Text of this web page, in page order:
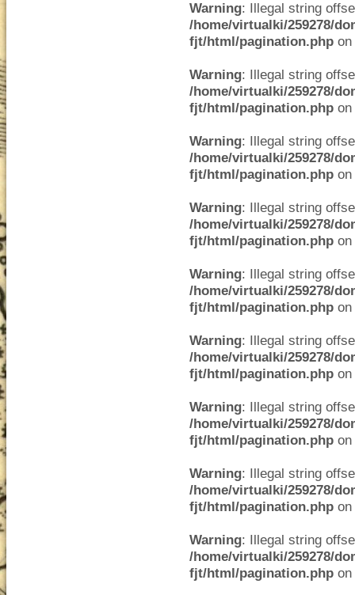
Warning: Illegal string
/home/virtualki/259278/
fjt/html/pagination.php
Warning: Illegal string
/home/virtualki/259278/
fjt/html/pagination.php
Warning: Illegal string
/home/virtualki/259278/
fjt/html/pagination.php
Warning: Illegal string
/home/virtualki/259278/
fjt/html/pagination.php
Warning: Illegal string
/home/virtualki/259278/
fjt/html/pagination.php
Warning: Illegal string
/home/virtualki/259278/
fjt/html/pagination.php
Warning: Illegal string
/home/virtualki/259278/
fjt/html/pagination.php
Warning: Illegal string
/home/virtualki/259278/
fjt/html/pagination.php
Warning: Illegal string
/home/virtualki/259278/
fjt/html/pagination.php